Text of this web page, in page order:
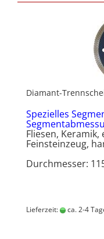
Diamant-
Spezielles
Fliesen,
Feinsteinzeug,
Durchmesser:
Lieferzeit: ca. 2-4